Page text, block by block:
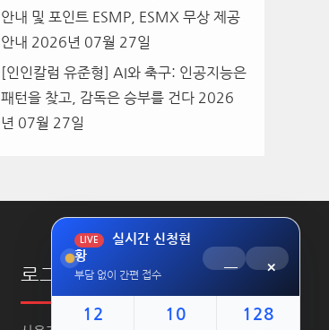
안내 및 포인트 ESMP, ESMX 무상 제공
안내 2026년 07월 27일
[인인칼럼 유준형] AI와 축구: 인공지능은
패턴을 찾고, 감독은 승부를 건다 2026
년 07월 27일
로그인
LIVE
실시간 신청현
황
부담 없이 간편 접수
─ ×
12 10 128